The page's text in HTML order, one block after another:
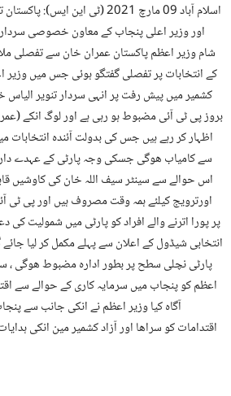
اسلام آباد 09 مارچ 2021 (ٹی
اور وزیر اعلی پنجاب کے معاون خصوصی
شام وزیر اعظم پاکستان عمران خان سے تفصلی
کے انتخابات پر تفصلی گفتگو ہوئی جس میں وزیر
کشمیر میں پیش رفت پر انہی سردار تنویر الیاس
بروز پی ٹی آئی مضبوط ہو رہی ہے اور لوگ انکے
اظہار کر رہے ہیں جس کی بدولت آئندہ انتخابات
سے کامیاب ھوگی جسکی وجہ پارٹی کے عہدے
اس حوالے سے سینٹر سیف اللہ خان کی کاوشیں
اورترویج کیلئے ہمہ وقت مصروف ہیں اور پی ٹی
پر پورا اترنے والے افراد کو پارٹی میں شمولیت
انتخابی شیڈول کے اعلان سے پہلے مکمل کر لیا
پارٹی نچلی سطح پر بطور ادارہ مضبوط ھوگی ،
اعظم کو پنجاب میں سرمایہ کاری کے حوالے سے
آگاہ کیا وزیر اعظم نے انکی جانب سے
اقتدامات کو سراھا اور آزاد کشمیر مین انکی